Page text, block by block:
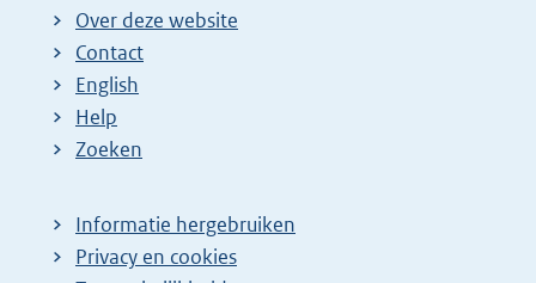
Over deze website
Contact
English
Help
Zoeken
Informatie hergebruiken
Privacy en cookies